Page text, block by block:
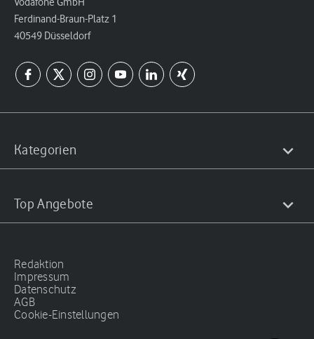
Ferdinand-Braun-Platz 1
40549 Düsseldorf
Kategorien
Top Angebote
Redaktion
Impressum
Datenschutz
AGB
Cookie-Einstellungen